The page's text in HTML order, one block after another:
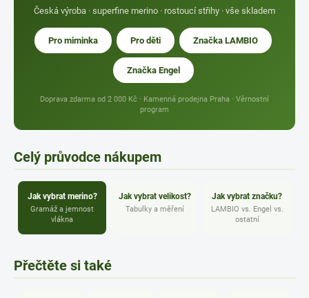
Česká výroba · superfine merino · rostoucí střihy · vše skladem
Pro miminka Pro děti Značka LAMBIO
Značka Engel
Doprava zdarma od 2 000 Kč · Kamenná prodejna Praha · Věrnostní
program
Celý průvodce nákupem
Jak vybrat merino?
Gramáž a jemnost
vlákna
Jak vybrat velikost?
Tabulky a měření
Jak vybrat značku?
LAMBIO vs. Engel vs.
ostatní
Přečtěte si také